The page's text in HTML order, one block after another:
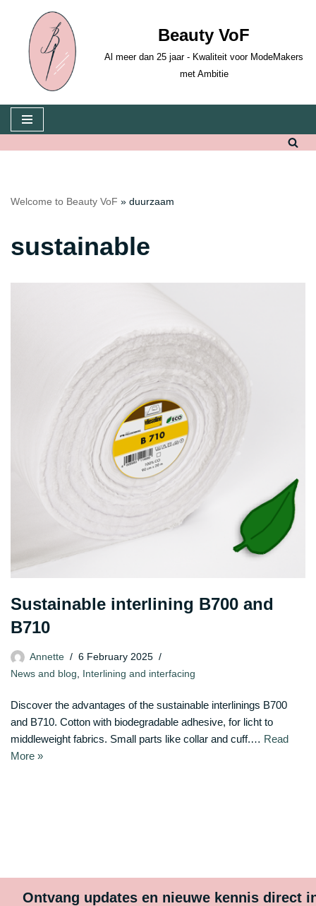
Skip
content
Beauty VoF
Al meer dan 25 jaar - Kwaliteit voor ModeMakers
met Ambitie
Welcome to Beauty VoF » duurzaam
sustainable
Sustainable interlining B700 and
B710
Annette
6 February 2025
News and blog, Interlining and interfacing
Discover the advantages of the sustainable interlinings B700
and B710. Cotton with biodegradable adhesive, for licht to
middleweight fabrics. Small parts like collar and cuff.… Read
More »
Ontvang updates en nieuwe kennis direct